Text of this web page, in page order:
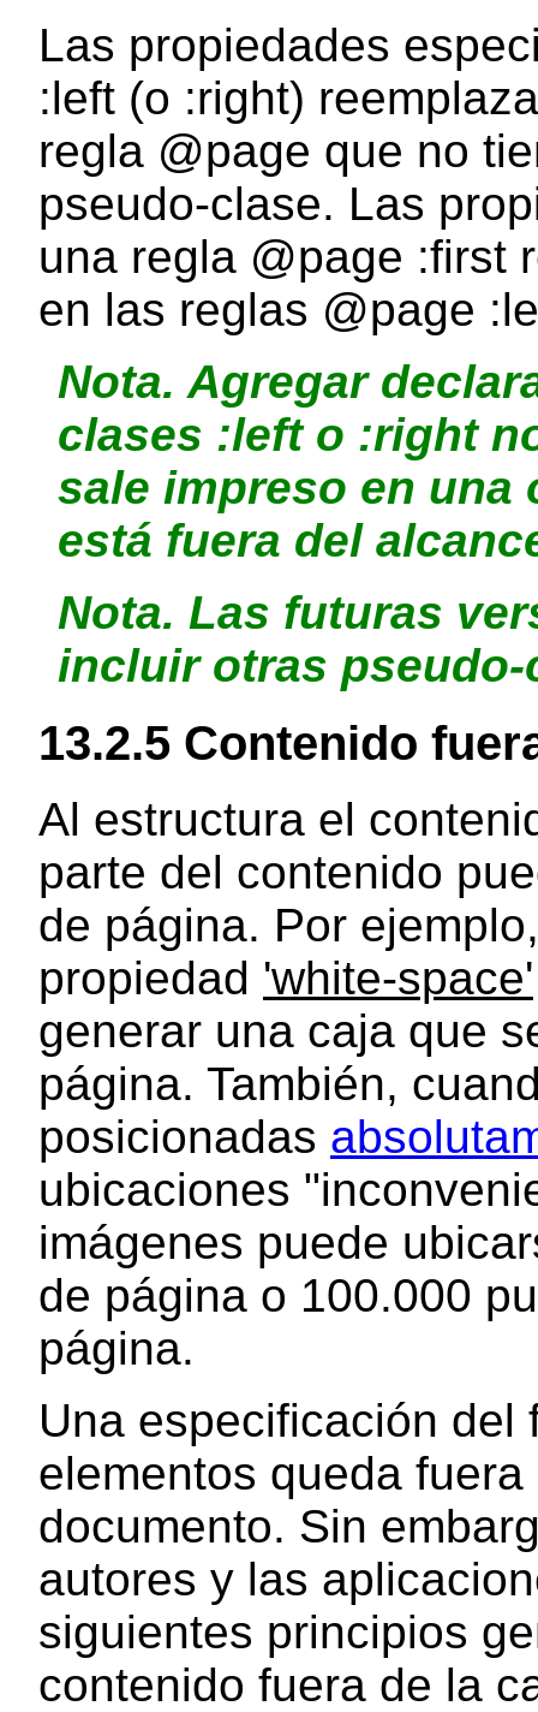
Las propiedades
:left (o :right)
regla @page que no
pseudo-clase. Las
una regla @page :first
en las reglas @page
Nota. Agregar
clases :left o :right
sale impreso en una
está fuera del
Nota. Las futuras
incluir otras
13.2.5 Contenido
Al estructura el
parte del contenido
de página. Por
propiedad 'white-space'
generar una caja que
página. También,
posicionadas
ubicaciones
imágenes puede
de página o 100.000
página.
Una especificación del
elementos queda
documento. Sin
autores y las
siguientes principios
contenido fuera de la